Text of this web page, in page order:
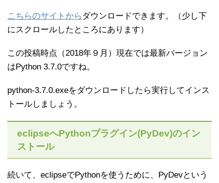
こちらのサイトから ダウンロードできます。（少し下
にスクロールしたところにあります）
この投稿時点（2018年９月）現在では最新バージョン
はPython 3.7.0ですね。
python-3.7.0.exeをダウンロードしたら実行してインス
トールしましょう。
eclipseへPythonプラグイン(PyDev)のイン
ストール
続いて、eclipseでPythonを使うために、PyDevという